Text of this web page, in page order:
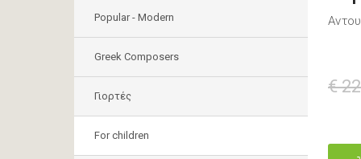
Popular - Modern
Greek Composers
Γιορτές
For children
€